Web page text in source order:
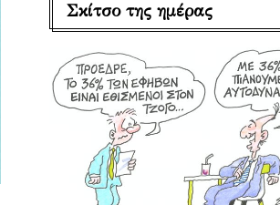
Σκίτσο της ημέρας